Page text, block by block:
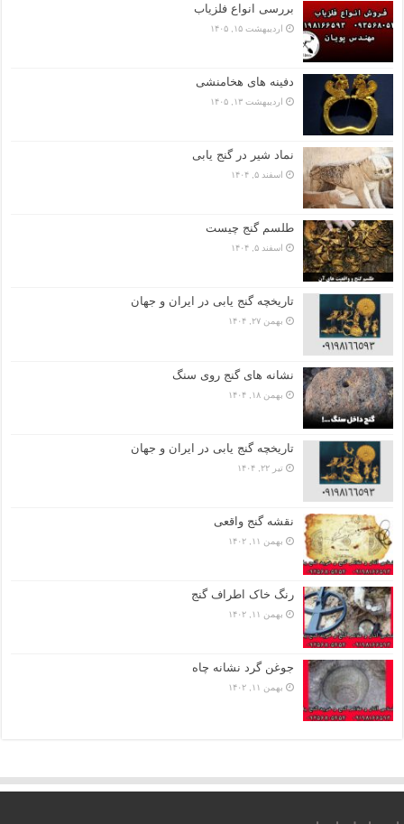
بررسی انواع فلزیاب
اردیبهشت ۱۵, ۱۴۰۵
دفینه های هخامنشی
اردیبهشت ۱۳, ۱۴۰۵
نماد شیر در گنج یابی
اسفند ۵, ۱۴۰۴
طلسم گنج چیست
اسفند ۵, ۱۴۰۴
تاریخچه گنج‌ یابی در ایران و جهان
بهمن ۲۷, ۱۴۰۴
نشانه های گنج روی سنگ
بهمن ۱۸, ۱۴۰۴
تاریخچه گنج‌ یابی در ایران و جهان
تیر ۲۲, ۱۴۰۴
نقشه گنج واقعی
بهمن ۱۱, ۱۴۰۲
رنگ خاک اطراف گنج
بهمن ۱۱, ۱۴۰۲
جوغن گرد نشانه چاه
بهمن ۱۱, ۱۴۰۲